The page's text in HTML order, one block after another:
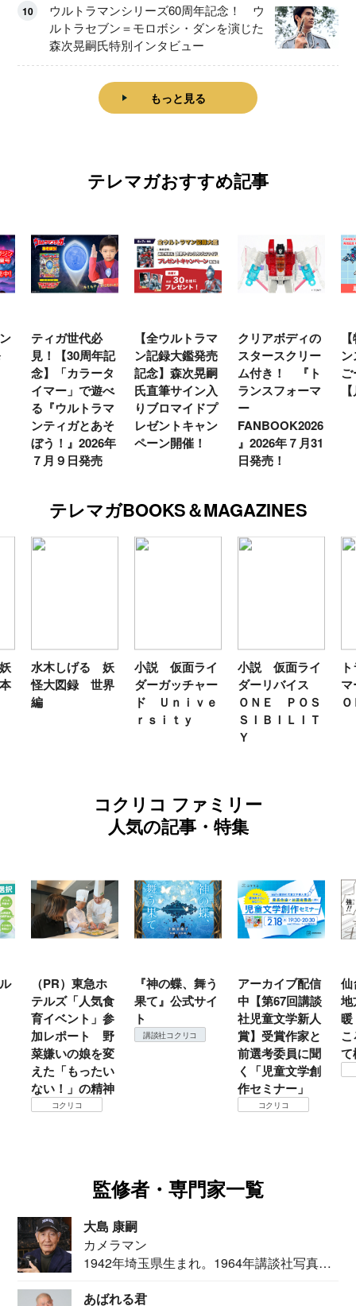
10
ウルトラマンシリーズ60周年記念！ ウ
ルトラセブン＝モロボシ・ダンを演じた
森次晃嗣氏特別インタビュー
もっと見る
テレマガおすすめ記事
ティガ世代必
見！【30周年記
念】「カラータ
イマー」で遊べ
る『ウルトラマ
ンティガとあそ
ぼう！』2026年
７月９日発売
【全ウルトラマ
ン記録大鑑発売
記念】森次晃嗣
氏直筆サイン入
りブロマイドプ
レゼントキャン
ペーン開催！
クリアボディの
スタースクリー
ム付き！ 『ト
ランスフォーマ
ー
FANBOOK2026
』2026年７月31
日発売！
テレマガBOOKS＆MAGAZINES
水木しげる 妖
怪大図録 世界
編
小説 仮面ライ
ダーガッチャー
ド Ｕｎｉｖｅ
ｒｓｉｔｙ
小説 仮面ライ
ダーリバイス
ＯＮＥ ＰＯＳ
ＳＩＢＩＬＩＴ
Ｙ
コクリコ ファミリー
人気の記事・特集
（PR）東急ホ
テルズ「人気食
育イベント」参
加レポート 野
菜嫌いの娘を変
えた「もったい
ない！」の精神
コクリコ
『神の蝶、舞う
果て』公式サイ
ト
講談社コクリコ
アーカイブ配信
中【第67回講談
社児童文学新人
賞】受賞作家と
前選考委員に聞
く「児童文学創
作セミナー」
コクリコ
仙
地
て
監修者・専門家一覧
大島 康嗣
カメラマン
1942年埼玉県生まれ。1964年講談社写真部
あばれる君